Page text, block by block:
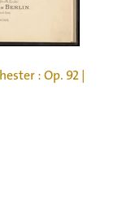
: Op. 92 |